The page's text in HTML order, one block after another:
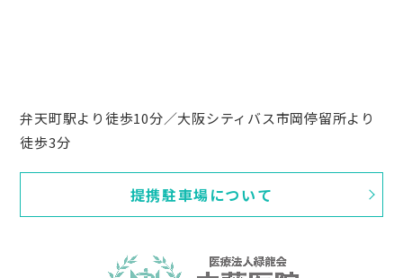
弁天町駅より徒歩10分／大阪シティバス市岡停留所より
徒歩3分
提携駐車場について